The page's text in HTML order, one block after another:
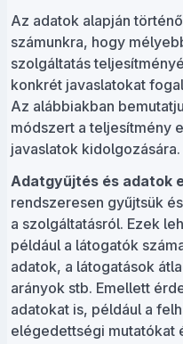
Az adatok alapján
számunkra, hogy
szolgáltatás
konkrét javaslatokat
Az alábbiakban
módszert a teljesítmény
javaslatok kidolgozására.
Adatgyűjtés és adatok
rendszeresen gyűjtsük
a szolgáltatásról. Ezek
például a látogatók
adatok, a látogatások
arányok stb. Emellett
adatokat is, például a
elégedettségi mutatókat